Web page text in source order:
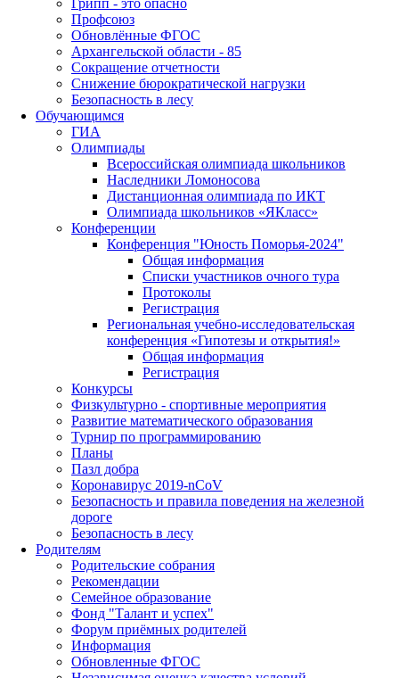
Профсоюз
Обновлённые ФГОС
Архангельской области - 85
Сокращение отчетности
Снижение бюрократической нагрузки
Безопасность в лесу
Обучающимся
ГИА
Олимпиады
Всероссийская олимпиада школьников
Наследники Ломоносова
Дистанционная олимпиада по ИКТ
Олимпиада школьников «ЯКласс»
Конференции
Конференция "Юность Поморья-2024"
Общая информация
Списки участников очного тура
Протоколы
Регистрация
Региональная учебно-исследовательская
конференция «Гипотезы и открытия!»
Общая информация
Регистрация
Конкурсы
Физкультурно - спортивные мероприятия
Развитие математического образования
Турнир по программированию
Планы
Пазл добра
Коронавирус 2019-nCoV
Безопасность и правила поведения на железной
дороге
Безопасность в лесу
Родителям
Родительские собрания
Рекомендации
Семейное образование
Фонд "Талант и успех"
Форум приёмных родителей
Информация
Обновленные ФГОС